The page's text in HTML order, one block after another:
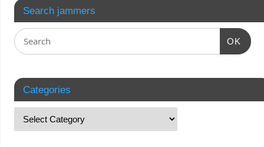
Search jammers
OK
Categories